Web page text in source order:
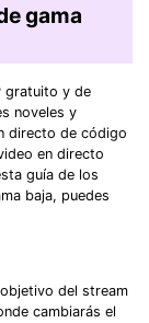
gama
gratuito y de
noveles y
directo de código
en directo
guía de los
baja, puedes
del stream
cambiarás el